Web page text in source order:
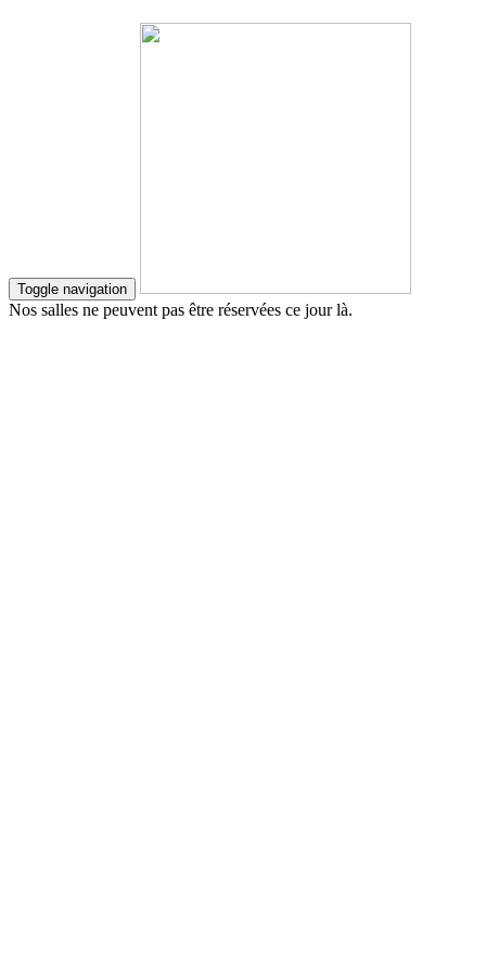
Toggle navigation
Nos salles ne peuvent pas être réservées ce jour là.